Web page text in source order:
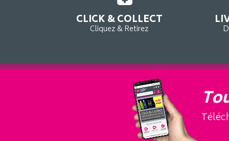
CLICK & COLLECT
Cliquez & Retirez